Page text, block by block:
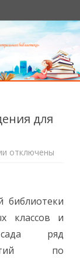
для
к
для
отключены
библиотеки
классов и
сада ряд
по